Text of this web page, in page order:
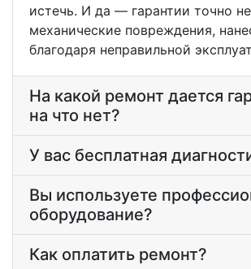
истечь. И да — гарантии точно
механические повреждения,
благодаря неправильной
На какой ремонт дается
на что нет?
У вас бесплатная
Вы используете
оборудование?
Как оплатить ремонт?